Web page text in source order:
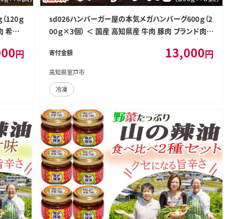
120ｇ
希少
円
sd026ハンバーガー屋の本気メガハンバーグ600ｇ（2
00ｇ×3個） ＜ 国産 高知県産 牛肉 豚肉 ブランド肉
寄付金額 13,000円
高知県室戸市
冷凍